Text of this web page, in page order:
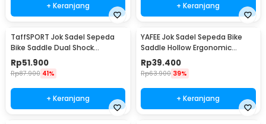
+ Keranjang + Keranjang
TaffSPORT Jok Sadel Sepeda
Bike Saddle Dual Shock
Absorber Breathable - ZF25
Rp51.900
Rp87.900 41%
+ Keranjang
YAFEE Jok Sadel Sepeda Bike
Saddle Hollow Ergonomic
Breathable - FX12
Rp39.400
Rp63.900 39%
+ Keranjang